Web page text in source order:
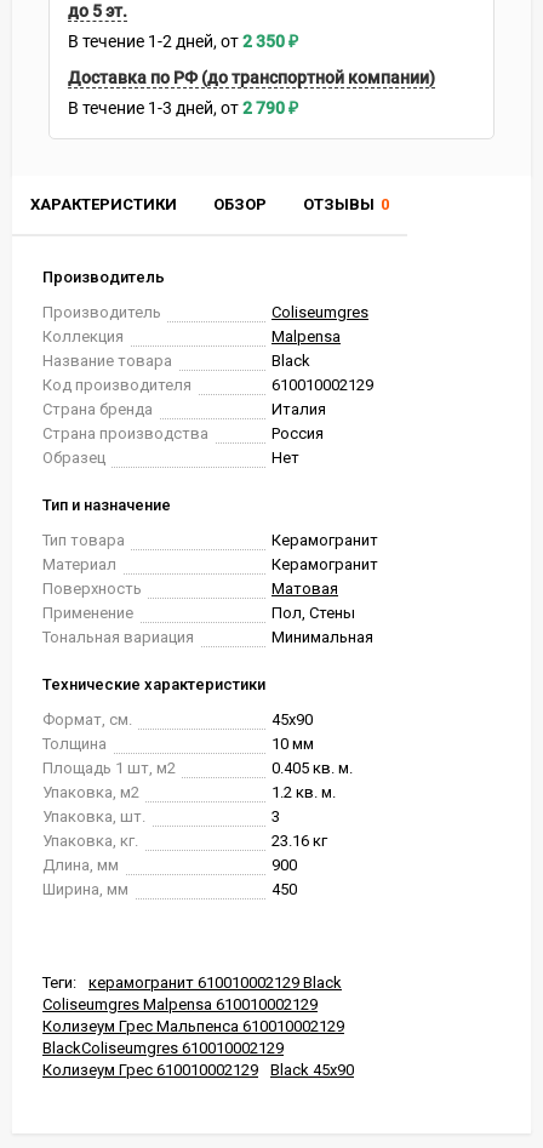
ХАРАКТЕРИСТИКИ ОБЗОР ОТЗЫВЫ 0
Производитель
Производитель
Coliseumgres
Коллекция
Malpensa
Название товара
Black
Код производителя
610010002129
Страна бренда
Италия
Страна производства
Россия
Образец
Нет
Тип и назначение
Тип товара
Керамогранит
Материал
Керамогранит
Поверхность
Матовая
Применение
Пол, Стены
Тональная вариация
Минимальная
Технические характеристики
Формат, см.
45x90
Толщина
10 мм
Площадь 1 шт, м2
0.405 кв. м.
Упаковка, м2
1.2 кв. м.
Упаковка, шт.
3
Упаковка, кг.
23.16 кг
Длина, мм
900
Ширина, мм
450
Теги:
керамогранит 610010002129 Black
Coliseumgres Malpensa 610010002129
Колизеум Грес Мальпенса 610010002129
BlackColiseumgres 610010002129
Колизеум Грес 610010002129
Black 45x90
до 5 эт.
В течение 1-2 дней 2 350₽
Доставка по РФ (до транспортной компании)
В течение 1-3 дней 2 790₽